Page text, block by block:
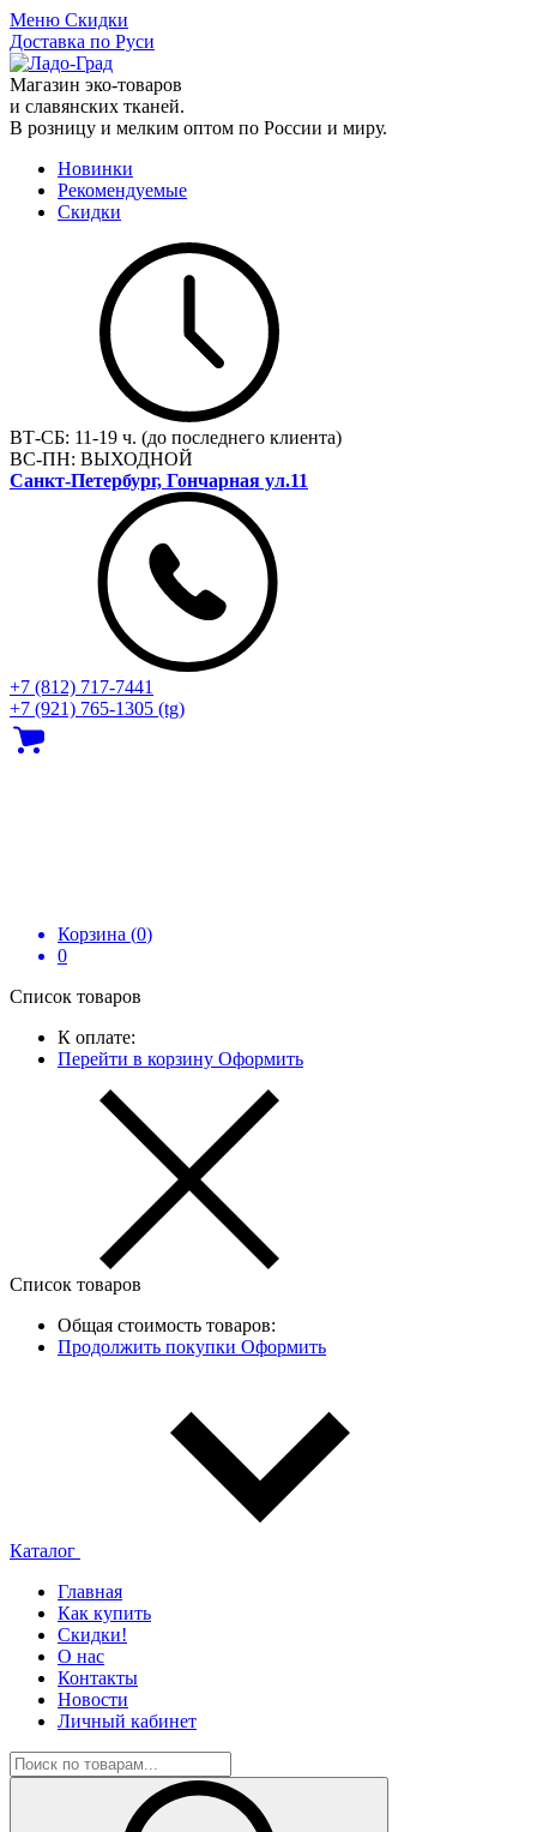
Меню Скидки
Доставка по Руси
Магазин эко-товаров
и славянских тканей.
В розницу и мелким оптом по России и миру.
Новинки
Рекомендуемые
Скидки
ВТ-СБ: 11-19 ч. (до последнего клиента)
ВС-ПН: ВЫХОДНОЙ
Санкт-Петербург, Гончарная ул.11
+7 (812) 717‑7441
+7 (921) 765-1305 (tg)
Корзина (0)
0
Список товаров
К оплате:
Перейти в корзину Оформить
Список товаров
Общая стоимость товаров:
Продолжить покупки Оформить
Каталог
Главная
Как купить
Скидки!
О нас
Контакты
Новости
Личный кабинет